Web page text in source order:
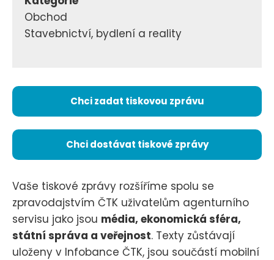
Obchod
Stavebnictví, bydlení a reality
Chci zadat tiskovou zprávu
Chci dostávat tiskové zprávy
Vaše tiskové zprávy rozšíříme spolu se
zpravodajstvím ČTK uživatelům agenturního
servisu jako jsou média, ekonomická sféra,
státní správa a veřejnost. Texty zůstávají
uloženy v Infobance ČTK, jsou součástí mobilní